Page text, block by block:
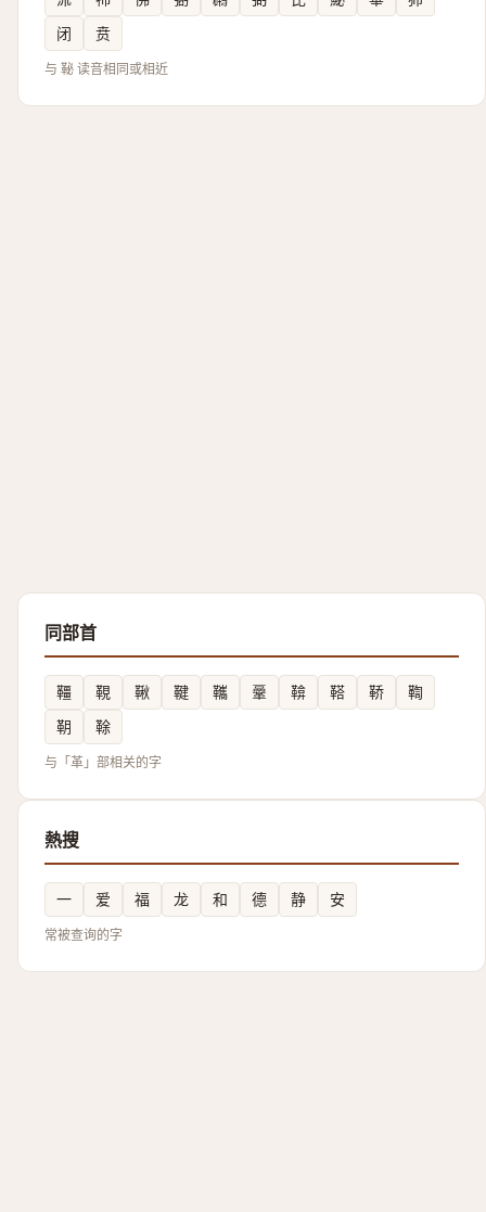
闭
贲
与 䩛 读音相同或相近
同部首
韁 䩤 鞦 鞬 䪎 鞷 鞥 鞳 鞒
鞫
䩗
䩣
与「革」部相关的字
熱搜
一 爱 福 龙 和 德 静 安
常被查询的字